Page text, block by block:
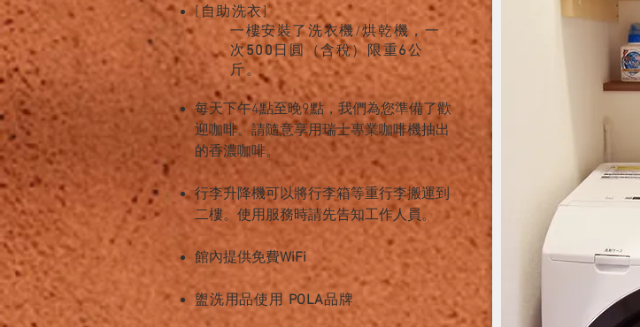
[自助洗衣]
一樓安裝了洗衣機/烘乾機，一
次500日圓（含稅）限重6公
斤。
每天下午4點至晚9點，我們為您準備了歡
迎咖啡。請隨意享用瑞士專業咖啡機抽出
的香濃咖啡。
行李升降機可以將行李箱等重行李搬運到
二樓。使用服務時請先告知工作人員。
館內提供免費WiFi
盥洗用品使用 POLA品牌